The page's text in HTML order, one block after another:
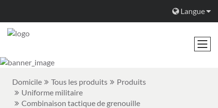
Langue
Domicile Tous les produits
Produits
Uniforme militaire
Combinaison tactique de grenouille